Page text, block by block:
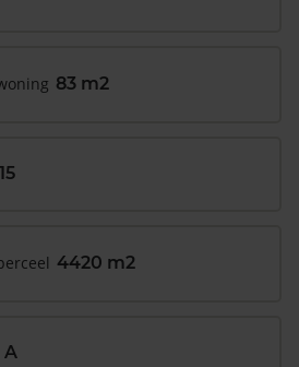
83 m2
4420 m2
A